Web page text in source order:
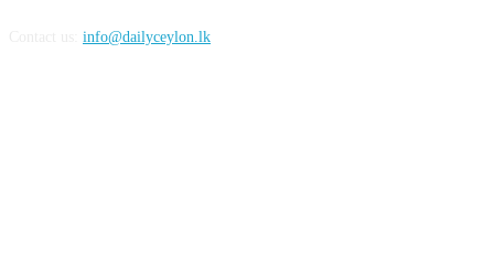
info@dailyceylon.lk